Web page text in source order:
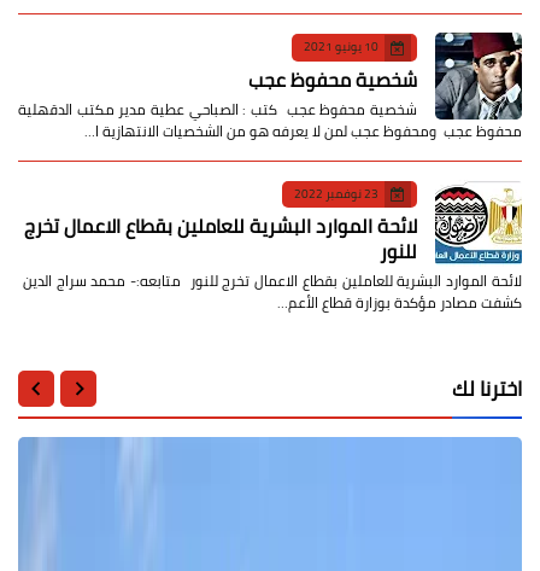
10 يونيو 2021
شخصية محفوظ عجب
شخصية محفوظ عجب كتب : الصباحي عطية مدير مكتب الدقهلية
محفوظ عجب ومحفوظ عجب لمن لا يعرفه هو من الشخصيات الانتهازية ا…
23 نوفمبر 2022
لائحة الموارد البشرية للعاملين بقطاع الاعمال تخرج
للنور
لائحة الموارد البشرية للعاملين بقطاع الاعمال تخرج للنور متابعه:- محمد سراج الدين
كشفت مصادر مؤكدة بوزارة قطاع الأعم…
اخترنا لك